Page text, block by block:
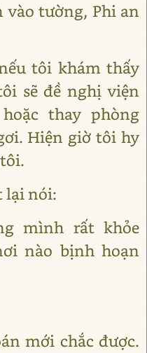
tường, Phi an
tôi khám thấy
sẽ đề nghị viện
thay phòng
Hiện giờ tôi hy
lại nói:
mình rất khỏe
nào bịnh hoạn
mới chắc được.